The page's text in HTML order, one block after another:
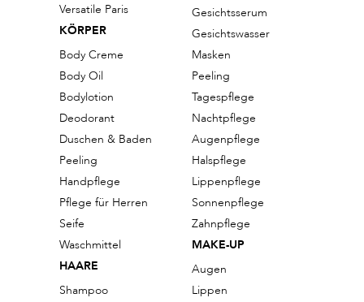
Versatile Paris
KÖRPER
Body Creme
Body Oil
Bodylotion
Deodorant
Duschen & Baden
Peeling
Handpflege
Pflege für Herren
Seife
Waschmittel
HAARE
Shampoo
Gesichtsserum
Gesichtswasser
Masken
Peeling
Tagespflege
Nachtpflege
Augenpflege
Halspflege
Lippenpflege
Sonnenpflege
Zahnpflege
MAKE-UP
Augen
Lippen